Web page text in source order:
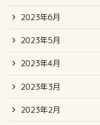
2023年6月
2023年5月
2023年4月
2023年3月
2023年2月